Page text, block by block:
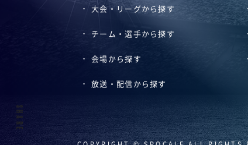
大会・リーグから探す
チーム・選手から探す
会場から探す
放送・配信から探す
SHARE